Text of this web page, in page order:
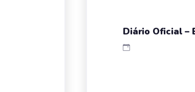
Diário Oficial –